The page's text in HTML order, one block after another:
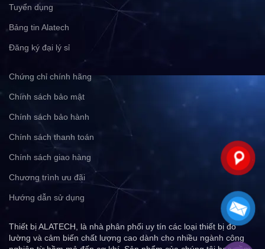
Tuyển dụng
Bảng tin Alatech
Đăng ký đại lý sỉ
Chứng chỉ chính hãng
Chính sách bảo mật
Chính sách bảo hành
Chính sách thanh toán
Chính sách giao hàng
Chương trình ưu đãi
Hướng dẫn sử dụng
Thiết bị ALATECH, là nhà phân phối uy tín các loại thiết bị đo
lường và cảm biến chất lượng cao dành cho nhiều ngành công